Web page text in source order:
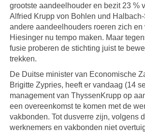
grootste aandeelhouder en bezit 23 %
Alfried Krupp von Bohlen und
andere aandeelhouders roeren zich
Hiesinger nu tempo maken. Maar
fusie proberen de stichting juist te
trekken.
De Duitse minister van Economische
Brigitte Zypries, heeft er vandaag (14
management van ThyssenKrupp op
een overeenkomst te komen met de
vakbonden. Tot dusverre zijn, volgens
werknemers en vakbonden niet